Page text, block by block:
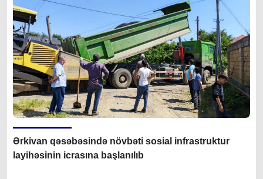
Ərkivan qəsəbəsində növbəti sosial infrastruktur
layihəsinin icrasına başlanılıb